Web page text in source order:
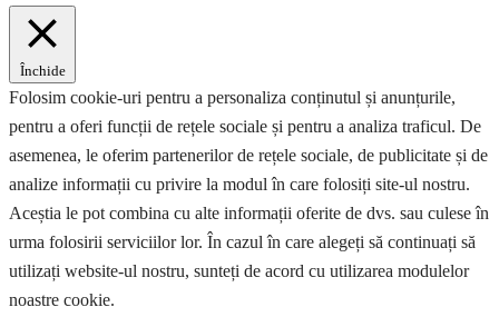
Închide
Folosim cookie-uri pentru a personaliza conținutul și anunțurile,
pentru a oferi funcții de rețele sociale și pentru a analiza traficul. De
asemenea, le oferim partenerilor de rețele sociale, de publicitate și de
analize informații cu privire la modul în care folosiți site-ul nostru.
Aceștia le pot combina cu alte informații oferite de dvs. sau culese în
urma folosirii serviciilor lor. În cazul în care alegeți să continuați să
utilizați website-ul nostru, sunteți de acord cu utilizarea modulelor
noastre cookie.